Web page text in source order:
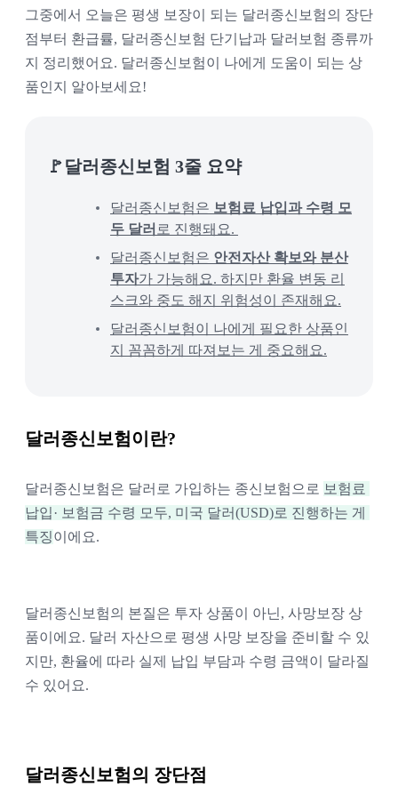
그중에서 오늘은 평생 보장이 되는 달러종신보험의 장단
점부터 환급률, 달러종신보험 단기납과 달러보험 종류까
지 정리했어요. 달러종신보험이 나에게 도움이 되는 상
품인지 알아보세요!
🚩달러종신보험 3줄 요약
달러종신보험은 보험료 납입과 수령 모
두 달러 로 진행돼요.
달러종신보험은 안전자산 확보와 분산
투자가 가능해요. 하지만 환율 변동 리
스크와 중도 해지 위험성이 존재해요.
달러종신보험이 나에게 필요한 상품인
지 꼼꼼하게 따져보는 게 중요해요.
달러종신보험이란?
달러종신보험은 달러로 가입하는 종신보험으로 보험료
납입· 보험금 수령 모두, 미국 달러(USD)로 진행하는 게
특징이에요.
달러종신보험의 본질은 투자 상품이 아닌, 사망보장 상
품이에요. 달러 자산으로 평생 사망 보장을 준비할 수 있
지만, 환율에 따라 실제 납입 부담과 수령 금액이 달라질
수 있어요.
달러종신보험의 장단점